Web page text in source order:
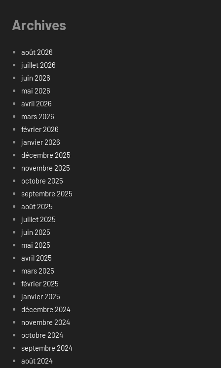
Archives
août 2026
juillet 2026
juin 2026
mai 2026
avril 2026
mars 2026
février 2026
janvier 2026
décembre 2025
novembre 2025
octobre 2025
septembre 2025
août 2025
juillet 2025
juin 2025
mai 2025
avril 2025
mars 2025
février 2025
janvier 2025
décembre 2024
novembre 2024
octobre 2024
septembre 2024
août 2024